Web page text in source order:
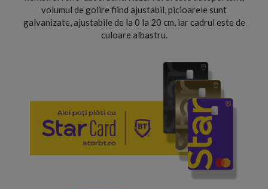
volumul de golire fiind ajustabil, picioarele sunt
galvanizate, ajustabile de la 0 la 20 cm, iar cadrul este de
culoare albastru.